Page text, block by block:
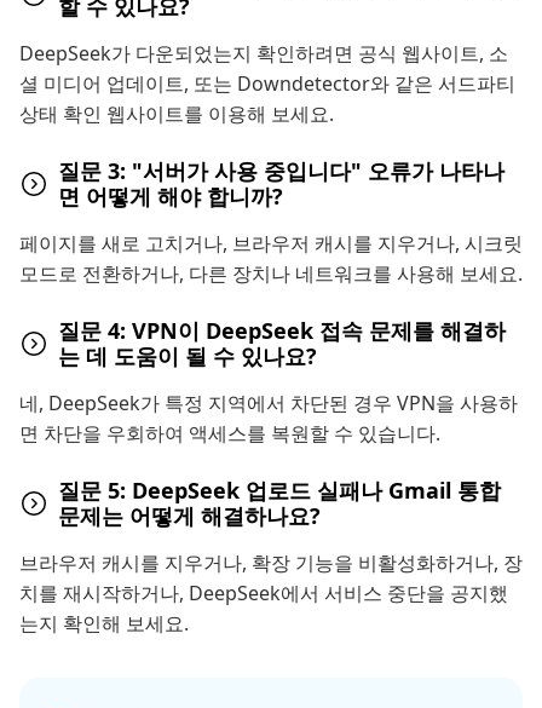
할 수 있나요?
DeepSeek가 다운되었는지 확인하려면 공식 웹사이트, 소
셜 미디어 업데이트, 또는 Downdetector와 같은 서드파티
상태 확인 웹사이트를 이용해 보세요.
질문 3: "서버가 사용 중입니다" 오류가 나타나
면 어떻게 해야 합니까?
페이지를 새로 고치거나, 브라우저 캐시를 지우거나, 시크릿
모드로 전환하거나, 다른 장치나 네트워크를 사용해 보세요.
질문 4: VPN이 DeepSeek 접속 문제를 해결하
는 데 도움이 될 수 있나요?
네, DeepSeek가 특정 지역에서 차단된 경우 VPN을 사용하
면 차단을 우회하여 액세스를 복원할 수 있습니다.
질문 5: DeepSeek 업로드 실패나 Gmail 통합
문제는 어떻게 해결하나요?
브라우저 캐시를 지우거나, 확장 기능을 비활성화하거나, 장
치를 재시작하거나, DeepSeek에서 서비스 중단을 공지했
는지 확인해 보세요.